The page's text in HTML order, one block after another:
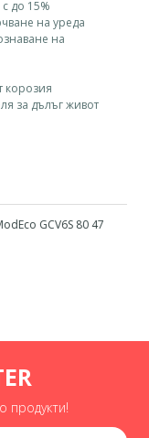
до 15%
на уреда
на
корозия
за дълъг живот
GCV6S 80 47
продукти!